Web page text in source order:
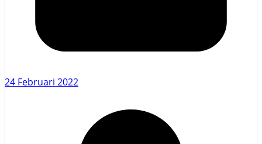
24 Februari 2022